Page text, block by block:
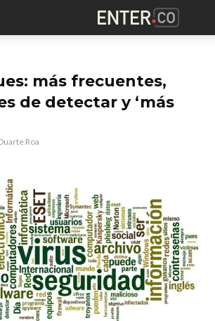
más frecuentes,
de detectar y ‘más
Roa